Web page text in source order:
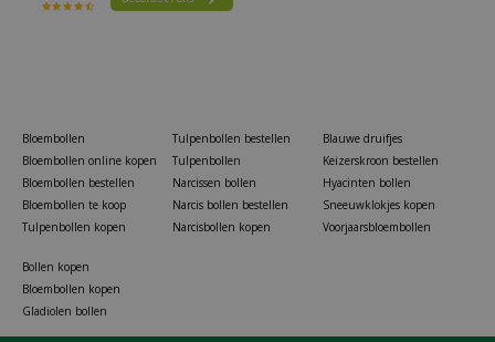
Bloembollen
Bloembollen online kopen
Bloembollen bestellen
Bloembollen te koop
Tulpenbollen kopen
Tulpenbollen bestellen
Tulpenbollen
Narcissen bollen
Narcis bollen bestellen
Narcisbollen kopen
Blauwe druifjes
Keizerskroon bestellen
Hyacinten bollen
Sneeuwklokjes kopen
Voorjaarsbloembollen
Bollen kopen
Bloembollen kopen
Gladiolen bollen